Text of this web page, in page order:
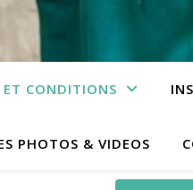
ET CONDITIONS
PHOTOS & VIDEOS